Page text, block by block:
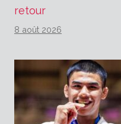
retour
8 août 2026